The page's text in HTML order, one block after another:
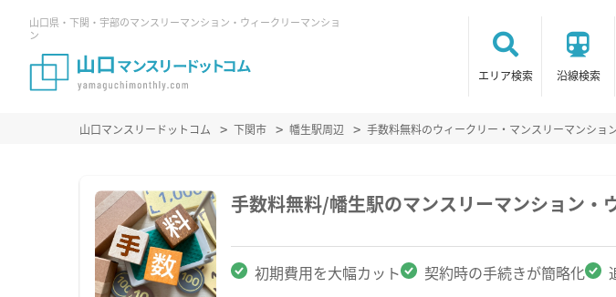
山口県・下関・宇部のマンスリーマンション・ウィークリーマンショ
ン
エリア検索 沿線検索
山口マンスリードットコム 下関市 幡生駅周辺 手数料無料のウィークリー・マンスリーマンショ
手数料無料/幡生駅のマンスリーマンション・
初期費用を大幅カット 契約時の手続きが簡略化